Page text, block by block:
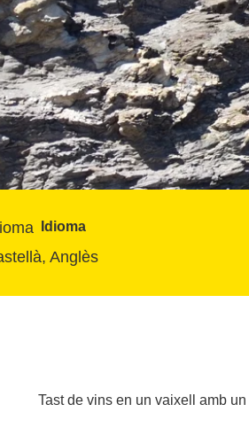
Idioma
Anglès
Tast de vins en un vaixell amb